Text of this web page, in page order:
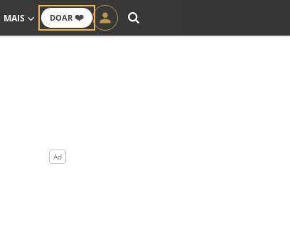
DOAR ❤️
MAIS